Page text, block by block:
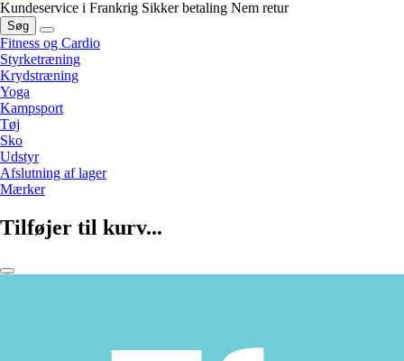
Kundeservice i Frankrig Sikker betaling Nem retur
Søg
Fitness og Cardio
Styrketræning
Krydstræning
Yoga
Kampsport
Tøj
Sko
Udstyr
Afslutning af lager
Mærker
Tilføjer til kurv...